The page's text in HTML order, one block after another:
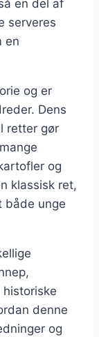
en del af
serveres
en
og er
Dens
retter gør
og
klassisk ret,
både unge
denne
og